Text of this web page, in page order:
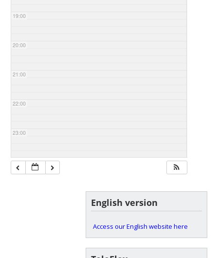
19:00
20:00
21:00
22:00
23:00
English version
Access our English website here